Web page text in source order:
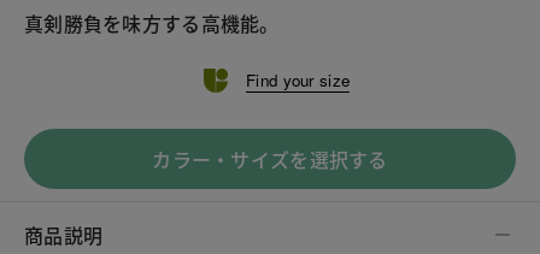
真剣勝負を味方する高機能。
Find your size
カラー・サイズを選択する
商品説明